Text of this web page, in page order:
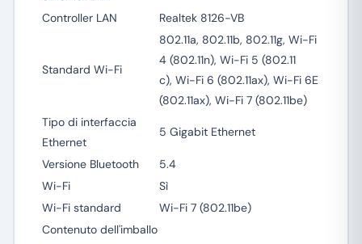
Controller LAN Realtek 8126-VB
Standard Wi-Fi
802.11a, 802.11b, 802.11g, Wi-Fi
4 (802.11n), Wi-Fi 5 (802.11
c), Wi-Fi 6 (802.11ax), Wi-Fi 6E
(802.11ax), Wi-Fi 7 (802.11be)
Tipo di interfaccia
Ethernet
5 Gigabit Ethernet
Versione Bluetooth
5.4
Wi-Fi
Sì
Wi-Fi standard
Wi-Fi 7 (802.11be)
Contenuto dell'imballo